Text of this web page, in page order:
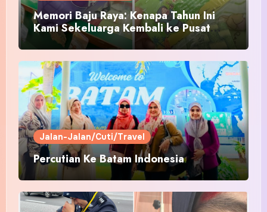
Memori Baju Raya: Kenapa Tahun Ini
Kami Sekeluarga Kembali ke Pusat
Pakaian Hari-Hari?
Jalan-Jalan/Cuti/Travel
Percutian Ke Batam Indonesia